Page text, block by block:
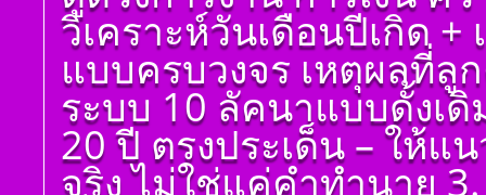
ตั้งชื่อมงคลคนเกิดวัน
พฤหัสบดี ตั้งชื่อดี เป็น
มงคล ชื่อมงคล ตั้งชื่อ
เลขศาสตร์ มหาทักษา
พลังดาวพระเคราะห์
ตั้งดวงถอดดาวด้วย
โหราศาตร์ ๑๐ ลัคนา
ออกมาเป็นจุดอ่อนจุด
แข็งแก้ไขข้อบกพร่อง
ในพื้นดวงชาตา
วิเคราะห์วันเดือนปีเกิด
แบบครบวงจร เหตุผลที่ลู
ระบบ 10 ลัคนาแบบดั้งเ
20 ปี ตรงประเด็น – ให้แ
จริง ไม่ใช่แค่คำทำนาย